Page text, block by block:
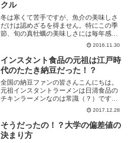
クル
冬は寒くて苦手ですが、魚介の美味しさ
だけは認めざるを得ません。特にこの季
節、旬の真牡蠣の美味しさには毎年感動
を覚えます。（ちなみに岩牡蠣の旬は夏
です。）そんな美味しい牡蠣ですが、
「あたる」ことがあり、特に生食には注
意が必要です。当記事につい...
2016.11.30
インスタント食品の元祖は江戸時
代のたたき納豆だった！？
全国の納豆ファンの皆さんこんにちは。
元祖インスタントラーメンは日清食品の
チキンラーメンなのは常識（？）ですが
元祖インスタント食品は何でしょ
う・・・はい、そうです。 たたき納豆 で
すね。それでは、日本に古くから続く納
豆文化に想いを馳せながらた...
2017.12.28
そうだったの！？大学の偏差値の
決まり方